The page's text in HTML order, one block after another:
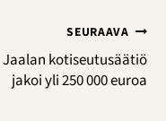
SEURAAVA
Jaalan kotiseutusäätiö
jakoi yli 250 000 euroa